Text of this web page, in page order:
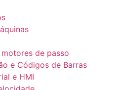
de passo
e Códigos de Barras
e HMI